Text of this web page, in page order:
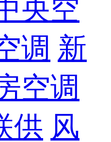
央空
调 新
空调
供 风